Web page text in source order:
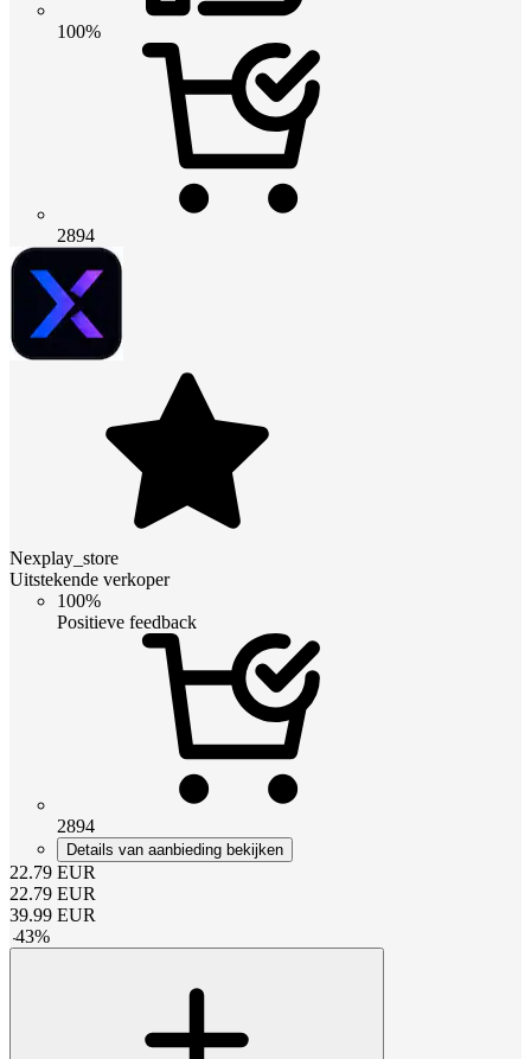
100%
2894
Nexplay_store
Uitstekende verkoper
100%
Positieve feedback
2894
Details van aanbieding bekijken
22.79 EUR
22.79 EUR
39.99 EUR
-43%